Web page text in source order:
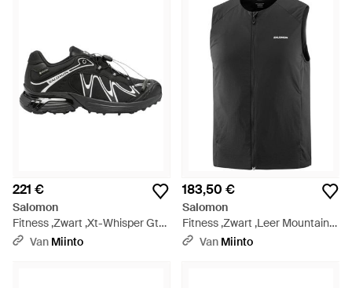
221 €
Salomon
Fitness ,Zwart ,Xt-Whisper Gtx
- Zwart
Van Miinto
183,50 €
Salomon
Fitness ,Zwart ,Leer Mountain
Flex Hybrid Vest - Zwart
Van Miinto